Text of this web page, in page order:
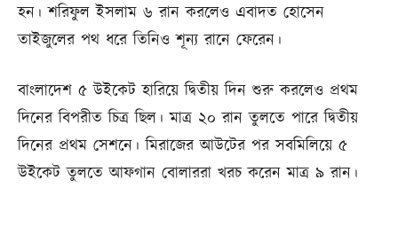
হন। শরিফুল ইসলাম ৬ রান করলেও এবাদত হোসেন
তাইজুলের পথ ধরে তিনিও শূন্য রানে ফেরেন।
বাংলাদেশ ৫ উইকেট হারিয়ে দ্বিতীয় দিন শুরু করলেও প্রথম
দিনের বিপরীত চিত্র ছিল। মাত্র ২০ রান তুলতে পারে দ্বিতীয়
দিনের প্রথম সেশনে। মিরাজের আউটের পর সবমিলিয়ে ৫
উইকেট তুলতে আফগান বোলাররা খরচ করেন মাত্র ৯ রান।